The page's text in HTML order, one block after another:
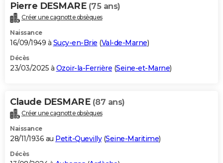
Pierre DESMARE (75 ans)
Créer une cagnotte obsèques
Naissance
16/09/1949 à Sucy-en-Brie (Val-de-Marne)
Décès
23/03/2025 à Ozoir-la-Ferrière (Seine-et-Marne)
Claude DESMARE (87 ans)
Créer une cagnotte obsèques
Naissance
28/11/1936 au Petit-Quevilly(Seine-Maritime)
Décès